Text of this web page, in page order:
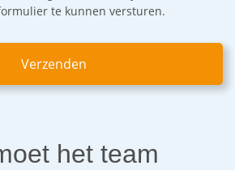
te kunnen versturen.
het team